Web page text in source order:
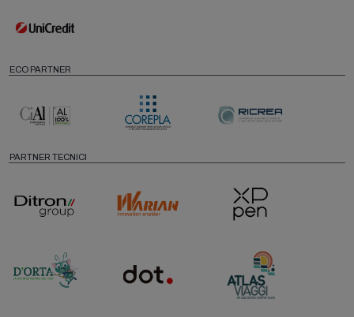
ECO PARTNER
PARTNER TECNICI